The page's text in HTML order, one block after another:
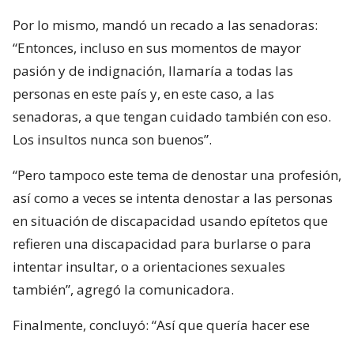
Por lo mismo, mandó un recado a las senadoras:
“Entonces, incluso en sus momentos de mayor
pasión y de indignación, llamaría a todas las
personas en este país y, en este caso, a las
senadoras, a que tengan cuidado también con eso.
Los insultos nunca son buenos”.
“Pero tampoco este tema de denostar una profesión,
así como a veces se intenta denostar a las personas
en situación de discapacidad usando epítetos que
refieren una discapacidad para burlarse o para
intentar insultar, o a orientaciones sexuales
también”, agregó la comunicadora.
Finalmente, concluyó: “Así que quería hacer ese